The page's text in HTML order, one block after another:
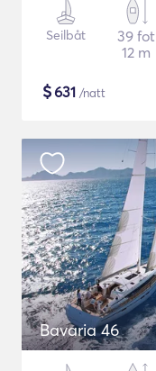
Seilbåt
39 fot
12 m
$631 /natt
Bavaria 46